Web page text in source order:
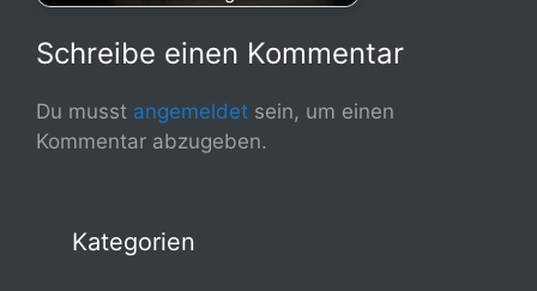
Schreibe einen Kommentar
Du musst angemeldet sein, um einen
Kommentar abzugeben.
Kategorien